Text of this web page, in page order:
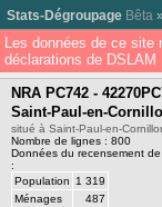
Stats-Dégroupage Bêta »
Les données de ce
déclarations de
NRA PC742 -
Saint-Paul-en-
situé à Saint-Paul-en-
Nombre de lignes : 800
Données du recensement
:
Population
1 319
Ménages
487